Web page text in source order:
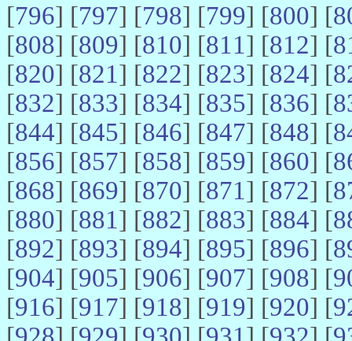
[796] [797] [798] [799] [800] [
[808] [809] [810] [811] [812] [
[820] [821] [822] [823] [824] [
[832] [833] [834] [835] [836] [
[844] [845] [846] [847] [848] [
[856] [857] [858] [859] [860] [
[868] [869] [870] [871] [872] [
[880] [881] [882] [883] [884] [
[892] [893] [894] [895] [896] [
[904] [905] [906] [907] [908] [
[916] [917] [918] [919] [920] [